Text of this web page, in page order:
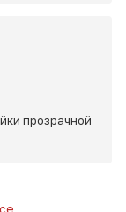
прозрачной